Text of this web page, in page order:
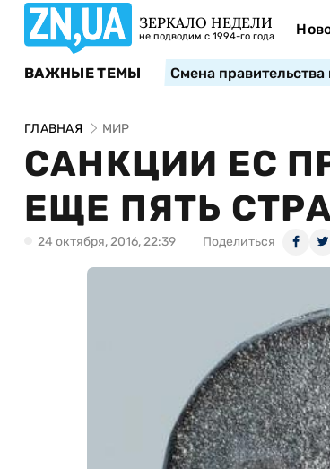
ЗЕРКАЛО НЕДЕЛИ
не подводим с 1994-го года
ВАЖНЫЕ ТЕМЫ Смена
ГЛАВНАЯ МИР
САНКЦИИ ЕС
ЕЩЕ ПЯТЬ
24 октября, 2016, 22:39 Поделиться